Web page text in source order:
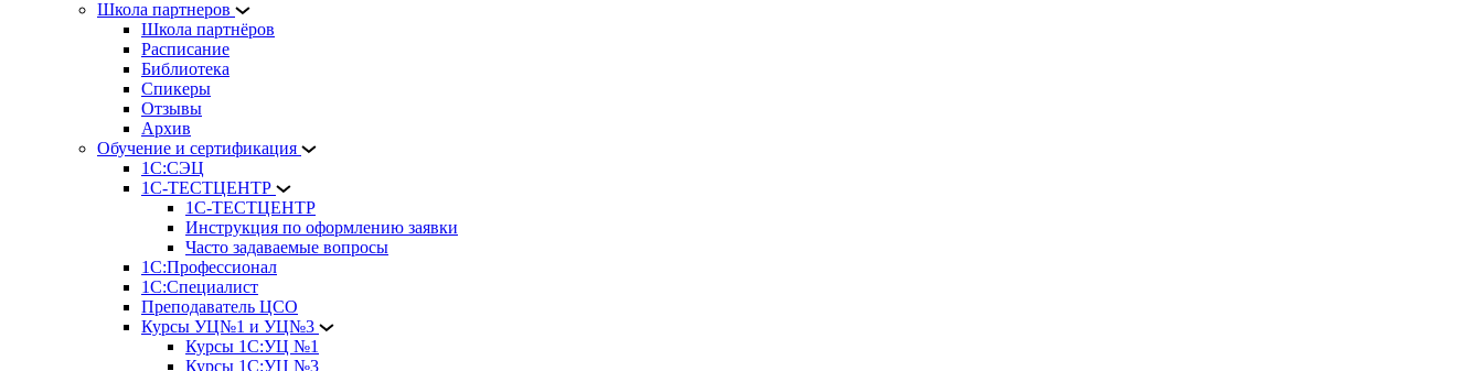
Школа партнеров
Школа партнёров
Расписание
Библиотека
Спикеры
Отзывы
Архив
Обучение и сертификация
1С:СЭЦ
1С-ТЕСТЦЕНТР
1С-ТЕСТЦЕНТР
Инструкция по оформлению заявки
Часто задаваемые вопросы
1С:Профессионал
1С:Специалист
Преподаватель ЦСО
Курсы УЦ№1 и УЦ№3
Курсы 1С:УЦ №1
Курсы 1С:УЦ №3